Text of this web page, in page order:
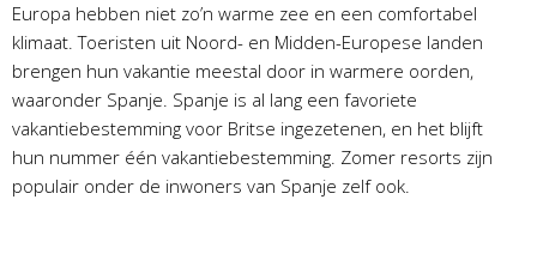
Europa hebben niet zo’n warme zee en een comfortabel
klimaat. Toeristen uit Noord- en Midden-Europese landen
brengen hun vakantie meestal door in warmere oorden,
waaronder Spanje. Spanje is al lang een favoriete
vakantiebestemming voor Britse ingezetenen, en het blijft
hun nummer één vakantiebestemming. Zomer resorts zijn
populair onder de inwoners van Spanje zelf ook.